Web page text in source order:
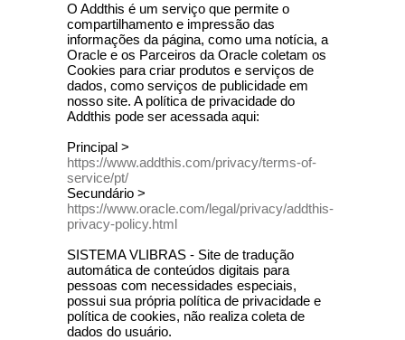
O Addthis é um serviço que permite o
compartilhamento e impressão das
informações da página, como uma notícia, a
Oracle e os Parceiros da Oracle coletam os
Cookies para criar produtos e serviços de
dados, como serviços de publicidade em
nosso site. A política de privacidade do
Addthis pode ser acessada aqui:
Principal >
https://www.addthis.com/privacy/terms-of-
service/pt/
Secundário >
https://www.oracle.com/legal/privacy/addthis-
privacy-policy.html
SISTEMA VLIBRAS - Site de tradução
automática de conteúdos digitais para
pessoas com necessidades especiais,
possui sua própria política de privacidade e
política de cookies, não realiza coleta de
dados do usuário.